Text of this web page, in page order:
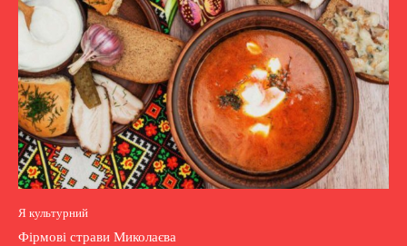
Я культурний
Фірмові страви Миколаєва